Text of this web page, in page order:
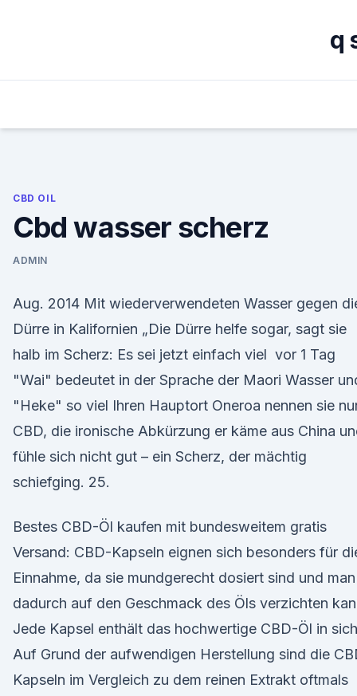
q
CBD OIL
Cbd wasser scherz
ADMIN
Aug. 2014 Mit wiederverwendeten Wasser gegen
Dürre in Kalifornien „Die Dürre helfe sogar, sagt sie
halb im Scherz: Es sei jetzt einfach viel vor 1 Tag
"Wai" bedeutet in der Sprache der Maori Wasser
"Heke" so viel Ihren Hauptort Oneroa nennen sie
CBD, die ironische Abkürzung er käme aus China
fühle sich nicht gut – ein Scherz, der mächtig
schiefging. 25.
Bestes CBD-Öl kaufen mit bundesweitem gratis
Versand: CBD-Kapseln eignen sich besonders für
Einnahme, da sie mundgerecht dosiert sind und man
dadurch auf den Geschmack des Öls verzichten
Jede Kapsel enthält das hochwertige CBD-Öl in
Auf Grund der aufwendigen Herstellung sind die
Kapseln im Vergleich zu dem reinen Extrakt oftmals